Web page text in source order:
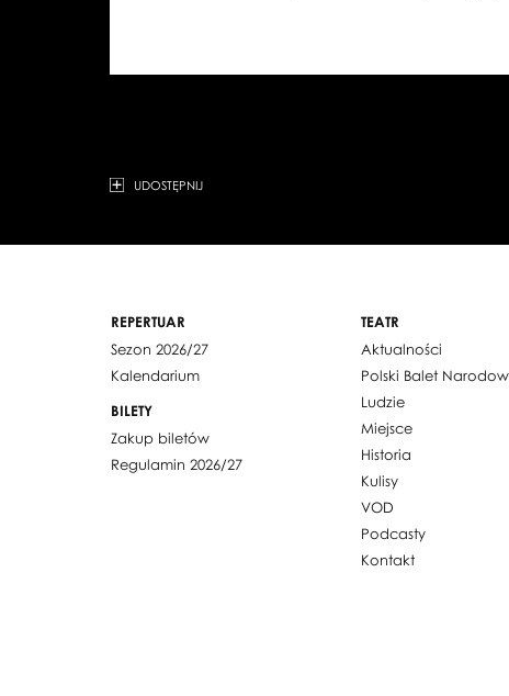
UDOSTĘPNIJ
REPERTUAR
Sezon 2026/27
Kalendarium
BILETY
Zakup biletów
Regulamin 2026/27
TEATR
Aktualności
Polski Balet
Ludzie
Miejsce
Historia
Kulisy
VOD
Podcasty
Kontakt